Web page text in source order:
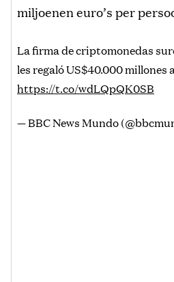
miljoenen euro’s per
La firma de criptomonedas
les regaló US$40.000 millones
https://t.co/wdLQpQK0SB
— BBC News Mundo